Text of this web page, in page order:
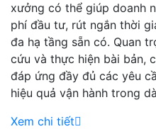
xưởng có thể giúp doanh
phí đầu tư, rút ngắn thời
đa hạ tầng sẵn có. Quan
cứu và thực hiện bài bản,
đáp ứng đầy đủ các yêu
hiệu quả vận hành trong
Xem chi tiết